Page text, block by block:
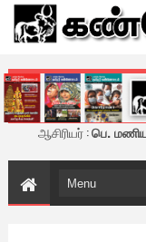
ஆசிரியர் :பெ.